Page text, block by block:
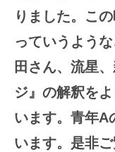
りました。こ
っていうよう
田さん、流星
ジ』の解釈を
います。青年A
います。是非ご